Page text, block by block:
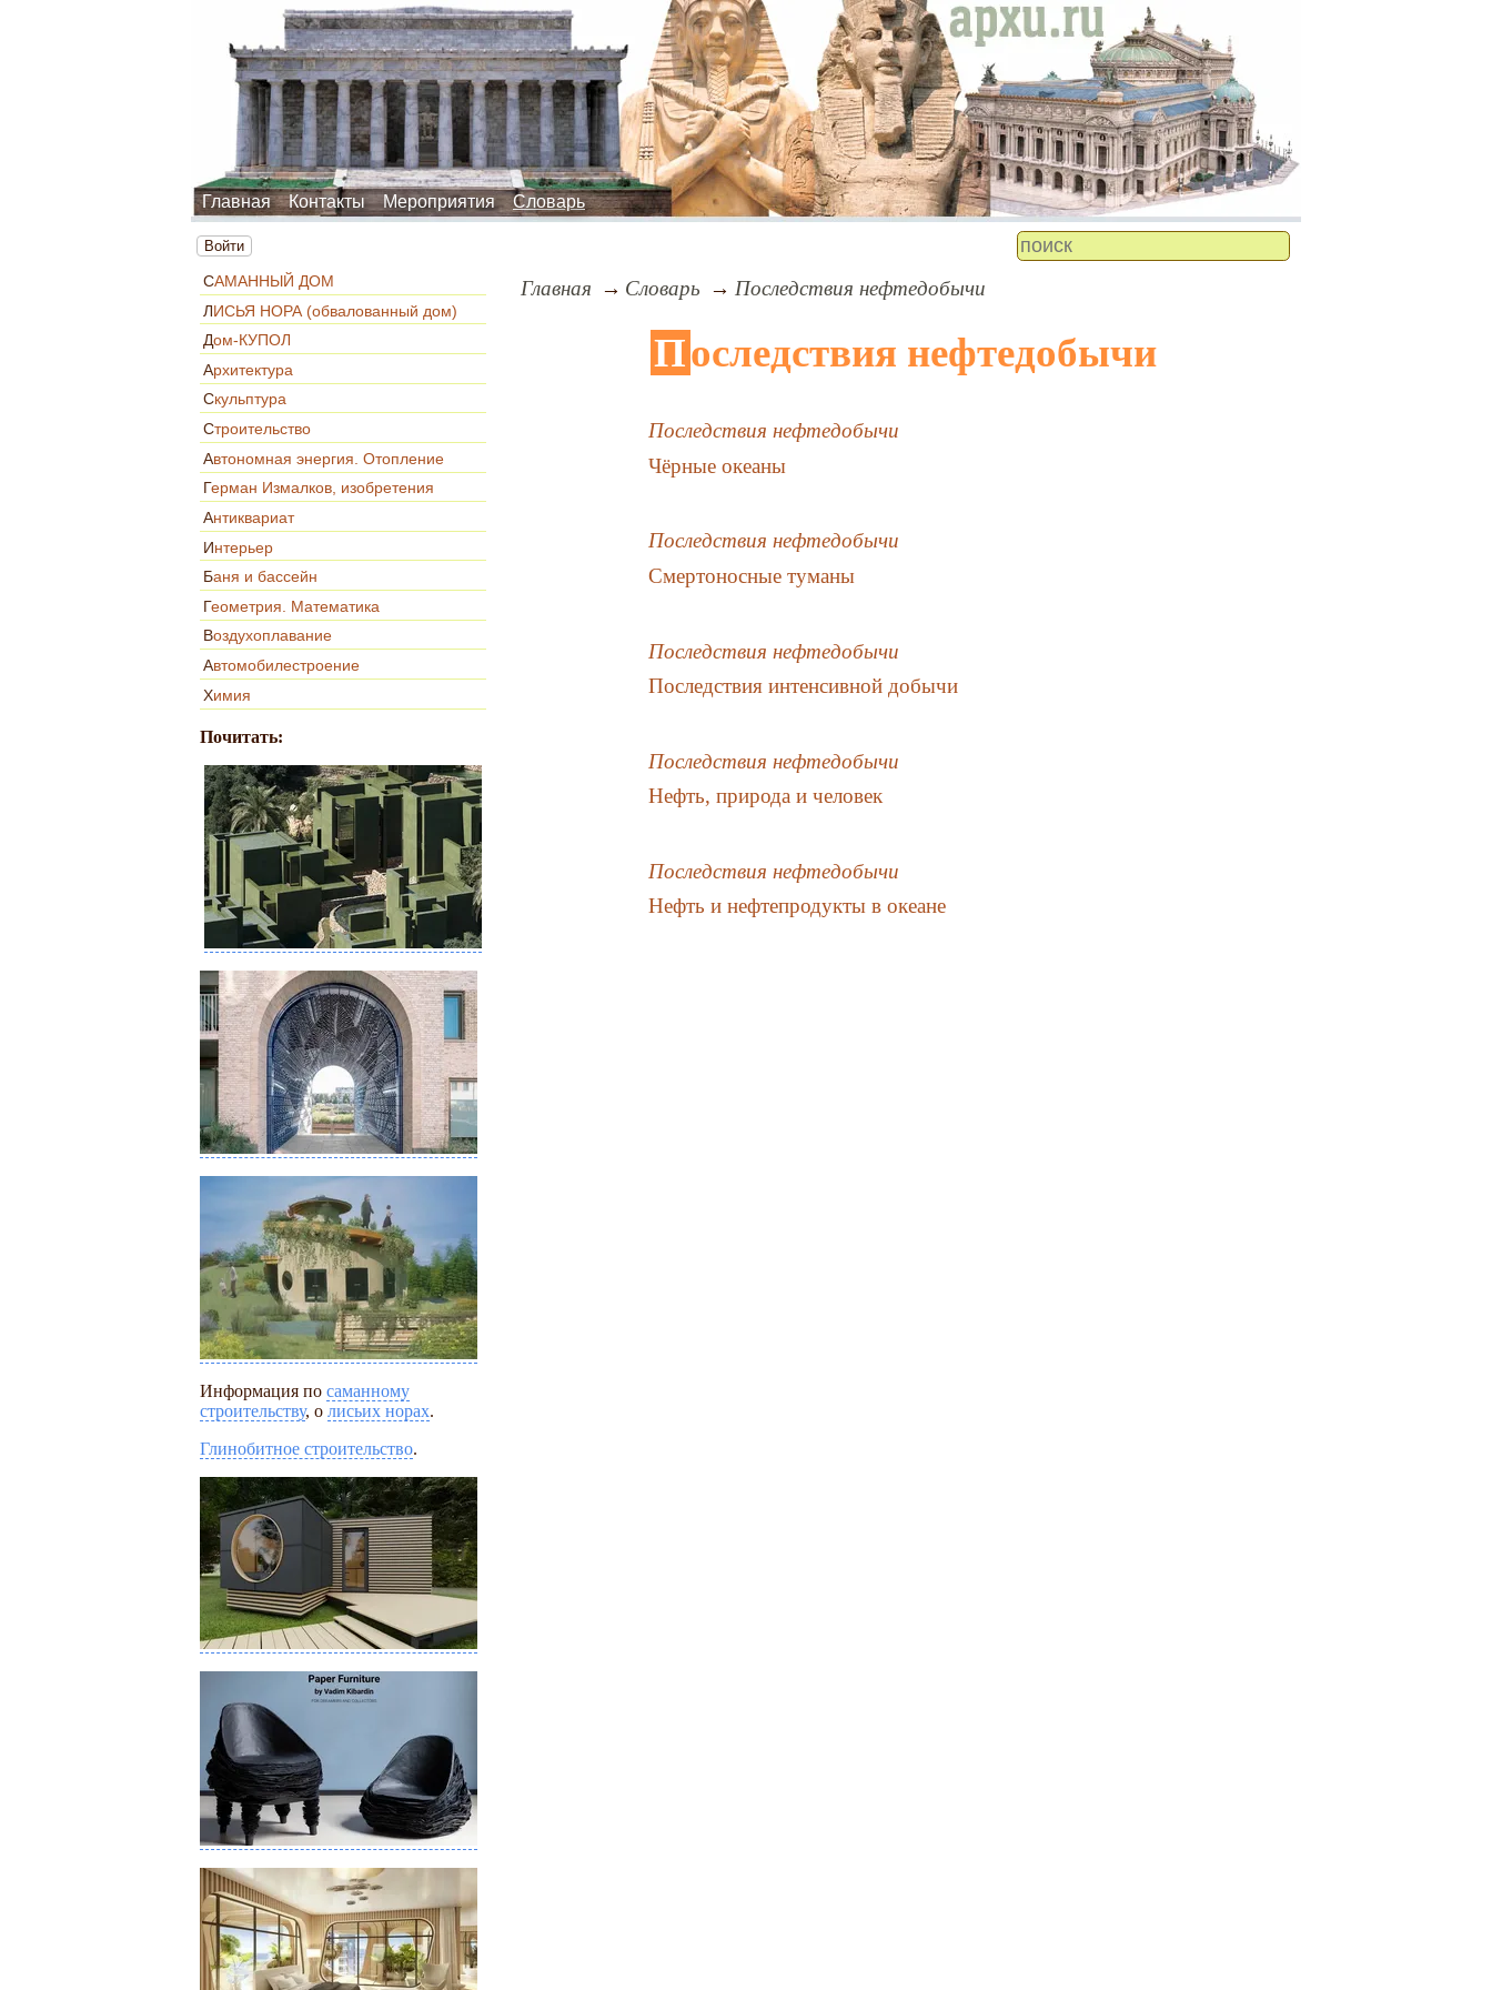
Главная Контакты Мероприятия Словарь
Войти
САМАННЫЙ ДОМ
ЛИСЬЯ НОРА (обвалованный дом)
Дом-КУПОЛ
Архитектура
Скульптура
Строительство
Автономная энергия. Отопление
Герман Измалков, изобретения
Антиквариат
Интерьер
Баня и бассейн
Геометрия. Математика
Воздухоплавание
Автомобилестроение
Химия
Почитать:
Информация по саманному
строительству, о лисьих норах.
Глинобитное строительство.
Главная Словарь Последствия нефтедобычи
Последствия нефтедобычи
Последствия нефтедобычи
Чёрные океаны
Последствия нефтедобычи
Смертоносные туманы
Последствия нефтедобычи
Последствия интенсивной добычи
Последствия нефтедобычи
Нефть, природа и человек
Последствия нефтедобычи
Нефть и нефтепродукты в океане